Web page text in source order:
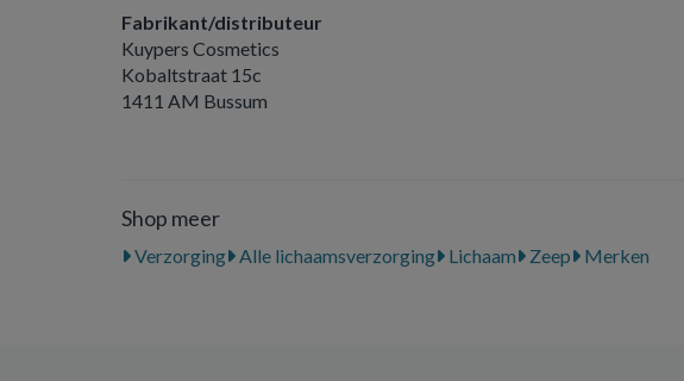
Fabrikant/distributeur
Kuypers Cosmetics
Kobaltstraat 15c
1411 AM Bussum
Shop meer
Verzorging Alle lichaamsverzorging Lichaam Zeep Merken